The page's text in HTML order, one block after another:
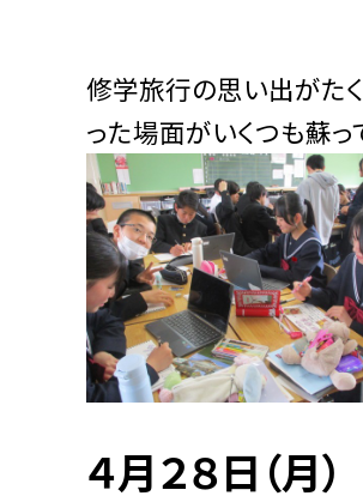
修学旅行の思い出がた
った場面がいくつも蘇っ
４月２８日（月